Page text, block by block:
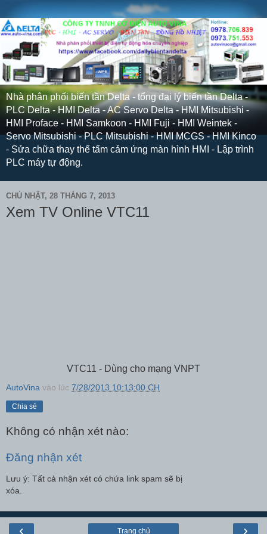
Nhà phân phối biến tần Delta - tổng đại lý biến tần Delta -
PLC Delta - HMI Delta - AC Servo Delta - HMI Mitsubishi -
HMI Proface - HMI Samkoon - HMI Fuji - HMI Weintek -
Servo Mitsubishi - PLC Mitsubishi - HMI MCGS - HMI Kinco
- Sửa chữa thay thế tấm cảm ứng màn hình HMI - Lập trình
PLC máy tự động.
CHỦ NHẬT, 28 THÁNG 7, 2013
Xem TV Online VTC11
VTC11 - Dùng cho mạng VNPT
AutoVina vào lúc 7/28/2013 10:13:00 CH
Chia sẻ
Không có nhận xét nào:
Đăng nhận xét
Lưu ý: Tất cả nhận xét có chứa link spam sẽ bị
xóa.
‹ ›
Trang chủ